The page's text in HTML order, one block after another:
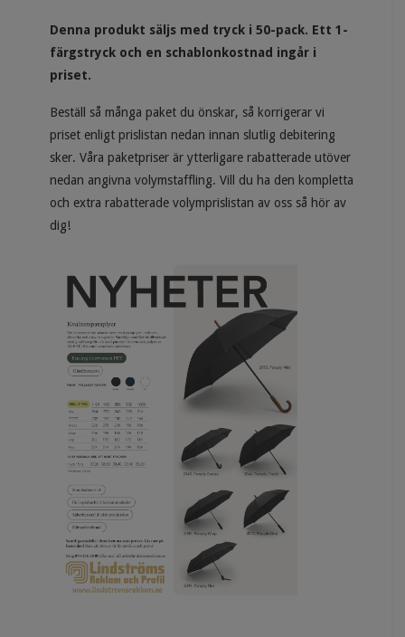
Denna produkt säljs med tryck i 50-pack. Ett 1-
färgstryck och en schablonkostnad ingår i
priset.
Beställ så många paket du önskar, så korrigerar vi
priset enligt prislistan nedan innan slutlig debitering
sker. Våra paketpriser är ytterligare rabatterade utöver
nedan angivna volymstaffling. Vill du ha den kompletta
och extra rabatterade volymprislistan av oss så hör av
dig!